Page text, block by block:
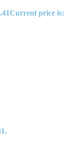
Current price is: